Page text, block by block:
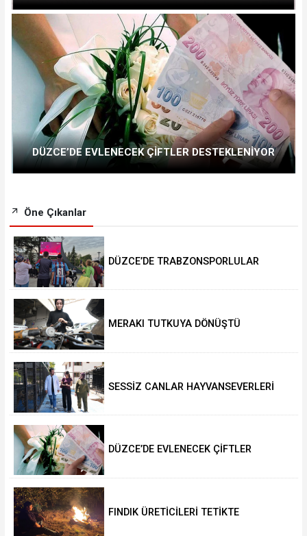
DÜZCE’DE EVLENECEK ÇİFTLER DESTEKLENİYOR
Öne Çıkanlar
DÜZCE’DE TRABZONSPORLULAR
MERAKI TUTKUYA DÖNÜŞTÜ
SESSİZ CANLAR HAYVANSEVERLERİ
DÜZCE’DE EVLENECEK ÇİFTLER
FINDIK ÜRETİCİLERİ TETİKTE